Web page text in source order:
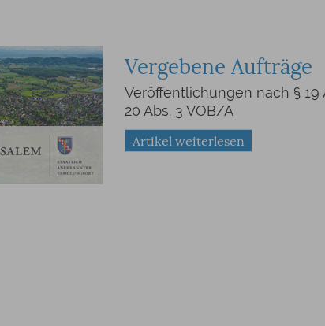
Vergebene Aufträge
Veröffentlichungen nach § 19
20 Abs. 3 VOB/A
Artikel weiterlesen